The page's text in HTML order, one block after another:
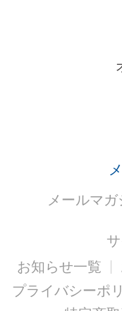
メールマ
お知らせ一覧
プライバシーポ